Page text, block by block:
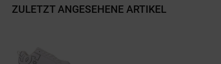
ZULETZT ANGESEHENE ARTIKEL